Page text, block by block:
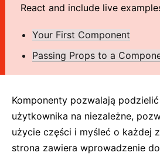
React and include live
Your First Component
Passing Props to a
Komponenty pozwalają
użytkownika na niezależne,
użycie części i myśleć o każdej
strona zawiera wprowadzenie
2. Wprowadzenie do JSX
3. Renderowanie elementów
6. Obsługa zdarzeń
7. Renderowanie warunkowe
8. Listy i klucze
9. Formularze